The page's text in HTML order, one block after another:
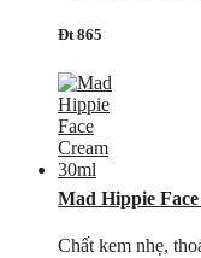
Đt 865
Mad Hippie
Chất kem nhẹ,